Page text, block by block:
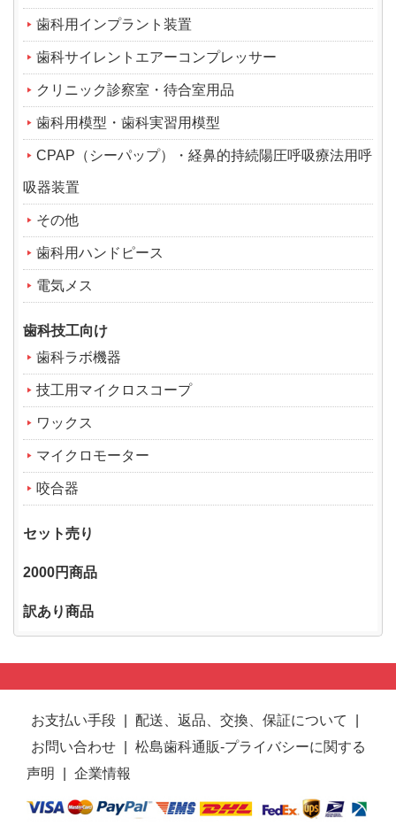
歯科用インプラント装置
歯科サイレントエアーコンプレッサー
クリニック診察室・待合室用品
歯科用模型・歯科実習用模型
CPAP（シーパップ）・経鼻的持続陽圧呼吸療法用呼
吸器装置
その他
歯科用ハンドピース
電気メス
歯科技工向け
歯科ラボ機器
技工用マイクロスコープ
ワックス
マイクロモーター
咬合器
セット売り
2000円商品
訳あり商品
お支払い手段 配送、返品、交換、保証について
お問い合わせ
松島歯科通販-プライバシーに関する
声明
企業情報